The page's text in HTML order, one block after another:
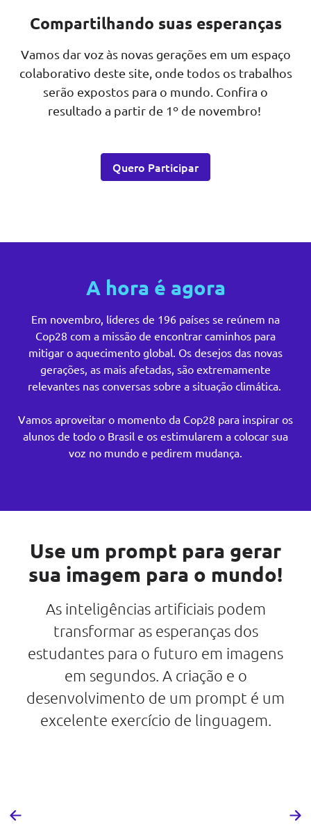
Compartilhando suas esperanças
Vamos dar voz às novas gerações em um espaço
colaborativo deste site, onde todos os trabalhos
serão expostos para o mundo. Confira o
resultado a partir de 1º de novembro!
Quero Participar
A hora é agora
Em novembro, líderes de 196 países se reúnem na
Cop28 com a missão de encontrar caminhos para
mitigar o aquecimento global. Os desejos das novas
gerações, as mais afetadas, são extremamente
relevantes nas conversas sobre a situação climática.
Vamos aproveitar o momento da Cop28 para inspirar os
alunos de todo o Brasil e os estimularem a colocar sua
voz no mundo e pedirem mudança.
Use um prompt para gerar
sua imagem para o mundo!
As inteligências artificiais podem
transformar as esperanças dos
estudantes para o futuro em imagens
em segundos. A criação e o
desenvolvimento de um prompt é um
excelente exercício de linguagem.